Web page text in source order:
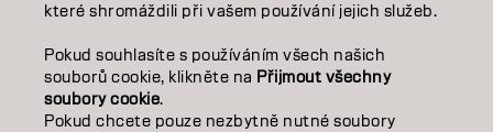
STAŇTE SE PARTNEREM
KONTAKTUJTE NÁS
které shromáždili při vašem používání jejich služeb.
Pokud souhlasíte s používáním všech našich
souborů cookie, klikněte na Přijmout všechny
soubory cookie.
Pokud chcete pouze nezbytně nutné soubory